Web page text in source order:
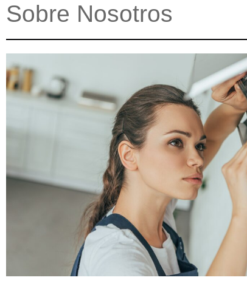
Sobre Nosotros